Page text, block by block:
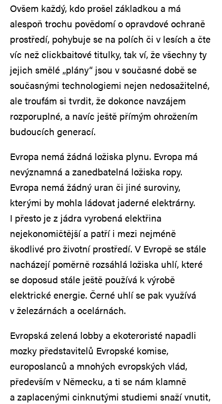
Ovšem každý, kdo prošel základkou a má
alespoň trochu povědomí o opravdové ochraně
prostředí, pohybuje se na polích či v lesích a čte
víc než clickbaitové titulky, tak ví, že všechny ty
jejich smělé „plány“ jsou v současné době se
současnými technologiemi nejen nedosažitelné,
ale troufám si tvrdit, že dokonce navzájem
rozporuplné, a navíc ještě přímým ohrožením
budoucích generací.
Evropa nemá žádná ložiska plynu. Evropa má
nevýznamná a zanedbatelná ložiska ropy.
Evropa nemá žádný uran či jiné suroviny,
kterými by mohla ládovat jaderné elektrárny.
I přesto je z jádra vyrobená elektřina
nejekonomičtější a patří i mezi nejméně
škodlivé pro životní prostředí. V Evropě se stále
nacházejí poměrně rozsáhlá ložiska uhlí, které
se doposud stále ještě používá k výrobě
elektrické energie. Černé uhlí se pak využívá
v železárnách a ocelárnách.
Evropská zelená lobby a ekoteroristé napadli
mozky představitelů Evropské komise,
europoslanců a mnohých evropských vlád,
především v Německu, a ti se nám klamně
a zaplacenými cinknutými studiemi snaží vnutit,